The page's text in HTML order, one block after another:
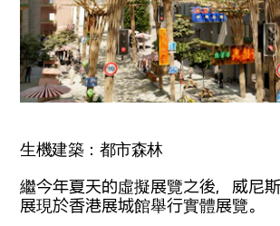
生機建築：都市森林
繼今年夏天的虛擬展覽之後，威尼
展現於香港展城館舉行實體展覽。